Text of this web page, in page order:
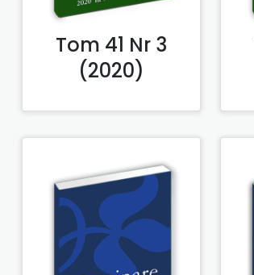
Tom 41 Nr 3
(2020)